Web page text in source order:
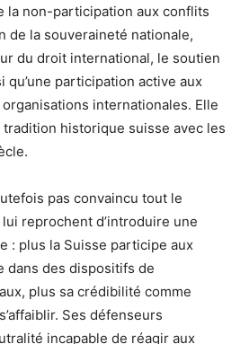
la non-participation aux conflits
de la souveraineté nationale,
du droit international, le soutien
qu’une participation active aux
internationales. Elle
historique suisse avec les
pas convaincu tout le
reprochent d’introduire une
: plus la Suisse participe aux
dans des dispositifs de
plus sa crédibilité comme
Ses défenseurs
incapable de réagir aux